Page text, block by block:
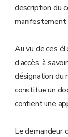
description du
manifestement
Au vu de ces
d’accès, à
désignation du
constitue un
contient une
Le demandeur